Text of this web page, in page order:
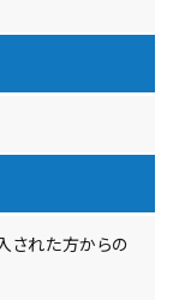
された方からの